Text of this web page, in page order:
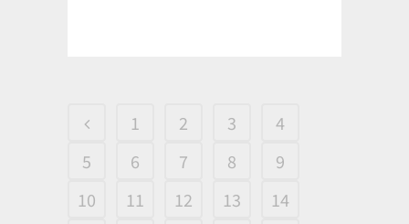
1 2 3
4
5
6 7 8
9
10
11 12 13
14